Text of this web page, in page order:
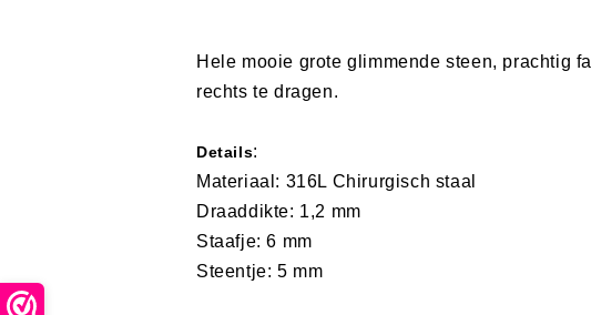
Hele mooie grote glimmende steen, prachtig
rechts te dragen.
Details:
Materiaal: 316L Chirurgisch staal
Draaddikte: 1,2 mm
Staafje: 6 mm
Steentje: 5 mm